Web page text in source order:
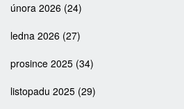
února 2026 (24)
ledna 2026 (27)
prosince 2025 (34)
listopadu 2025 (29)